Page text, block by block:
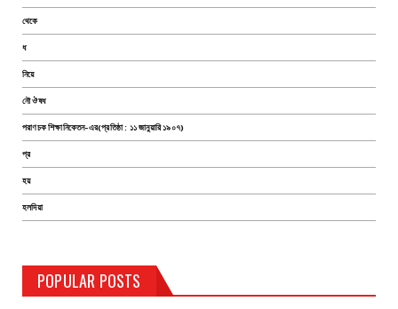
থেকে
ধ
নিয়ে
নৌ ঔষধ
পরাণচক শিক্ষানিকেতন-এর(প্রতিষ্ঠা : ১১ জানুয়ারি ১৯০৭)
প্র
হয়
হলদিয়া
POPULAR POSTS
TEST PAGE
August 14, 2019